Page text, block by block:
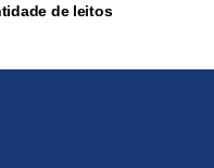
de leitos